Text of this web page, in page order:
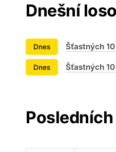
Dnešní
Dnes Šťastných
Dnes Šťastných